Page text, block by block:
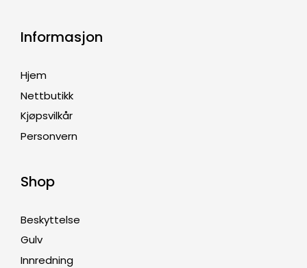
Informasjon
Hjem
Nettbutikk
Kjøpsvilkår
Personvern
Shop
Beskyttelse
Gulv
Innredning